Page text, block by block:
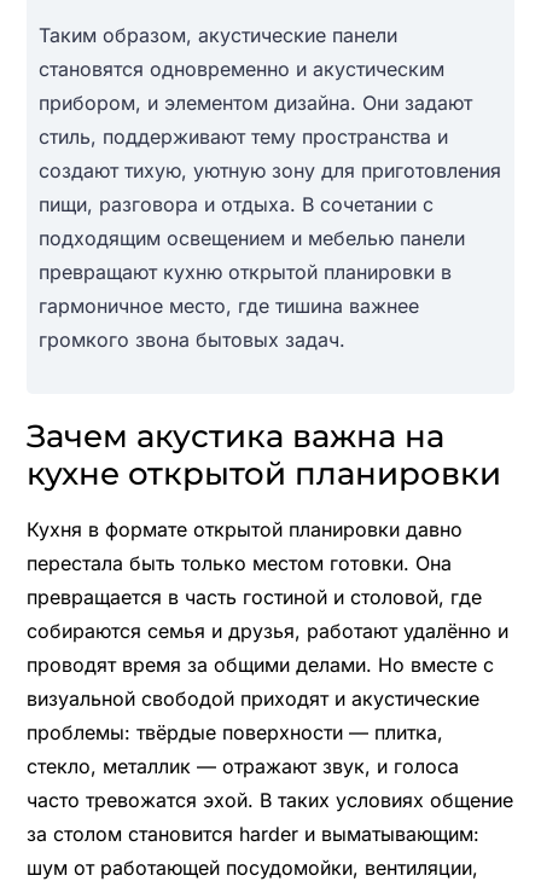
Таким образом, акустические панели
становятся одновременно и акустическим
прибором, и элементом дизайна. Они задают
стиль, поддерживают тему пространства и
создают тихую, уютную зону для приготовления
пищи, разговора и отдыха. В сочетании с
подходящим освещением и мебелью панели
превращают кухню открытой планировки в
гармоничное место, где тишина важнее
громкого звона бытовых задач.
Зачем акустика важна на
кухне открытой планировки
Кухня в формате открытой планировки давно
перестала быть только местом готовки. Она
превращается в часть гостиной и столовой, где
собираются семья и друзья, работают удалённо и
проводят время за общими делами. Но вместе с
визуальной свободой приходят и акустические
проблемы: твёрдые поверхности — плитка,
стекло, металлик — отражают звук, и голоса
часто тревожатся эхой. В таких условиях общение
за столом становится harder и выматывающим:
шум от работающей посудомойки, вентиляции,